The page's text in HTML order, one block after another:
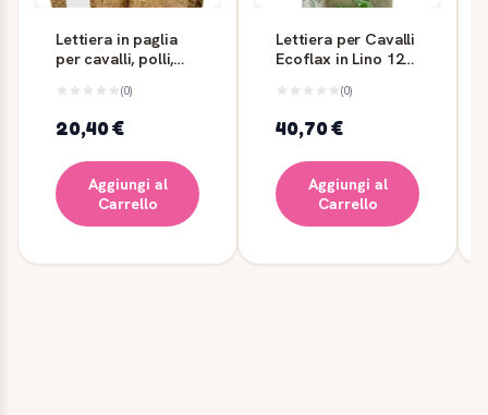
Lettiera in paglia
per cavalli, polli,
(0)
20,40 €
Aggiungi al
Carrello
Lettiera per Cavalli
Ecoflax in Lino 120
(0)
40,70 €
Aggiungi al
Carrello